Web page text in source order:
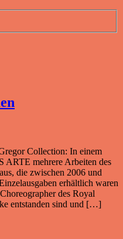
Collection: In einem
ARTE mehrere Arbeiten des
die zwischen 2006 und
erhältlich waren
des Royal
entstanden sind und […]